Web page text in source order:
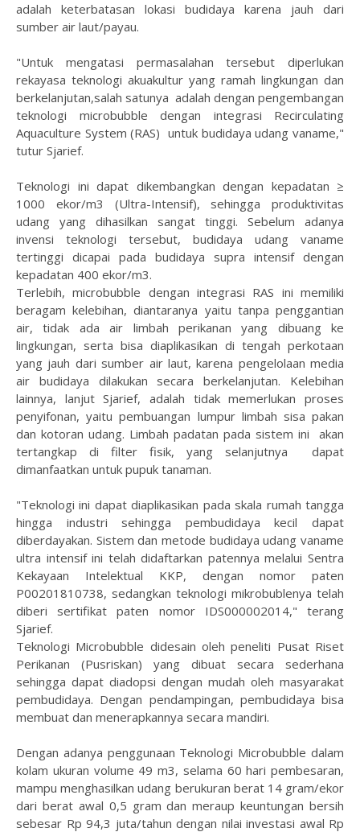
adalah keterbatasan lokasi budidaya karena jauh dari
sumber air laut/payau.
"Untuk mengatasi permasalahan tersebut diperlukan
rekayasa teknologi akuakultur yang ramah lingkungan dan
berkelanjutan,salah satunya adalah dengan pengembangan
teknologi microbubble dengan integrasi Recirculating
Aquaculture System (RAS) untuk budidaya udang vaname,"
tutur Sjarief.
Teknologi ini dapat dikembangkan dengan kepadatan ≥
1000 ekor/m3 (Ultra-Intensif), sehingga produktivitas
udang yang dihasilkan sangat tinggi. Sebelum adanya
invensi teknologi tersebut, budidaya udang vaname
tertinggi dicapai pada budidaya supra intensif dengan
kepadatan 400 ekor/m3.
Terlebih, microbubble dengan integrasi RAS ini memiliki
beragam kelebihan, diantaranya yaitu tanpa penggantian
air, tidak ada air limbah perikanan yang dibuang ke
lingkungan, serta bisa diaplikasikan di tengah perkotaan
yang jauh dari sumber air laut, karena pengelolaan media
air budidaya dilakukan secara berkelanjutan. Kelebihan
lainnya, lanjut Sjarief, adalah tidak memerlukan proses
penyifonan, yaitu pembuangan lumpur limbah sisa pakan
dan kotoran udang. Limbah padatan pada sistem ini akan
tertangkap di filter fisik, yang selanjutnya dapat
dimanfaatkan untuk pupuk tanaman.
"Teknologi ini dapat diaplikasikan pada skala rumah tangga
hingga industri sehingga pembudidaya kecil dapat
diberdayakan. Sistem dan metode budidaya udang vaname
ultra intensif ini telah didaftarkan patennya melalui Sentra
Kekayaan Intelektual KKP, dengan nomor paten
P00201810738, sedangkan teknologi mikrobublenya telah
diberi sertifikat paten nomor IDS000002014," terang
Sjarief.
Teknologi Microbubble didesain oleh peneliti Pusat Riset
Perikanan (Pusriskan) yang dibuat secara sederhana
sehingga dapat diadopsi dengan mudah oleh masyarakat
pembudidaya. Dengan pendampingan, pembudidaya bisa
membuat dan menerapkannya secara mandiri.
Dengan adanya penggunaan Teknologi Microbubble dalam
kolam ukuran volume 49 m3, selama 60 hari pembesaran,
mampu menghasilkan udang berukuran berat 14 gram/ekor
dari berat awal 0,5 gram dan meraup keuntungan bersih
sebesar Rp 94,3 juta/tahun dengan nilai investasi awal Rp